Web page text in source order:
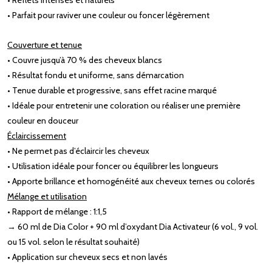
• Parfait pour raviver une couleur ou foncer légèrement
Couverture et tenue
• Couvre jusqu’à 70 % des cheveux blancs
• Résultat fondu et uniforme, sans démarcation
• Tenue durable et progressive, sans effet racine marqué
• Idéale pour entretenir une coloration ou réaliser une première
couleur en douceur
Éclaircissement
• Ne permet pas d’éclaircir les cheveux
• Utilisation idéale pour foncer ou équilibrer les longueurs
• Apporte brillance et homogénéité aux cheveux ternes ou colorés
Mélange et utilisation
• Rapport de mélange : 1:1,5
→ 60 ml de Dia Color + 90 ml d’oxydant Dia Activateur (6 vol., 9 vol.
ou 15 vol. selon le résultat souhaité)
• Application sur cheveux secs et non lavés